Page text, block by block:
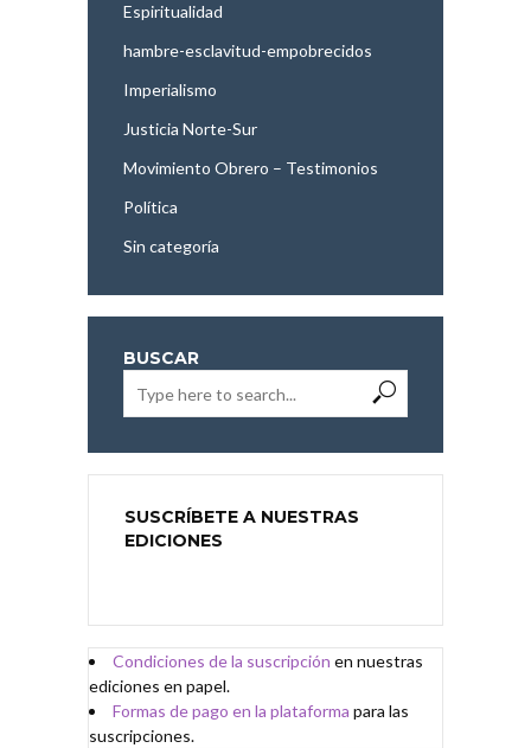
Espiritualidad
hambre-esclavitud-empobrecidos
Imperialismo
Justicia Norte-Sur
Movimiento Obrero – Testimonios
Política
Sin categoría
BUSCAR
SUSCRÍBETE A NUESTRAS
EDICIONES
Condiciones dela suscripción en nuestras
ediciones en papel.
Formas de pago en la plataforma para las
suscripciones.